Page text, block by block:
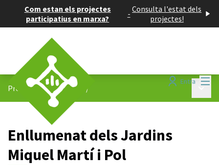
Com estan els projectes
participatius en marxa?
- Consulta l'estat dels
projectes!
Entra
Projectes participatius /
Enllumenat dels Jardins
Miquel Martí i Pol